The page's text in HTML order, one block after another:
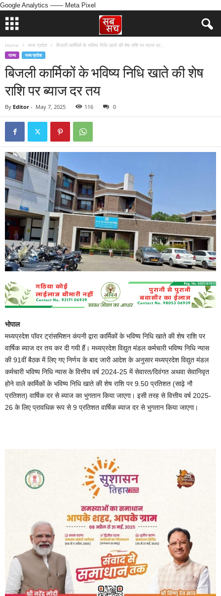
Google Analytics —— Meta Pixel
Home मध्य प्रदेश बिजली कार्मिकों के भविष्य निधि खाते की शेष राशि पर ब्याज दर...
राज्य मध्य प्रदेश
बिजली कार्मिकों के भविष्य निधि खाते की शेष
राशि पर ब्याज दर तय
By Editor - May 7, 2025 116 0
भोपाल
मध्यप्रदेश पॉवर ट्रांसमिशन कंपनी द्वारा कार्मिकों के भविष्य निधि खाते की शेष राशि पर
वार्षिक ब्याज दर तय कर दी गयी हैं। मध्यप्रदेश विद्युत मंडल कर्मचारी भविष्य निधि न्यास
की 91वीं बैठक में लिए गए निर्णय के बाद जारी आदेश के अनुसार मध्यप्रदेश विद्युत मंडल
कर्मचारी भविष्य निधि न्यास के वित्तीय वर्ष 2024-25 में सेवारत/दिवंगत अथवा सेवानिवृत
होने वाले कार्मिकों के भविष्य निधि खाते की शेष राशि पर 9.50 प्रतिशत (साढ़े नौ
प्रतिशत) वार्षिक दर से ब्याज का भुगतान किया जाएगा। इसी तरह से वित्तीय वर्ष 2025-
26 के लिए प्रावधिक रूप से 9 प्रतिशत वार्षिक ब्याज दर से भुगतान किया जाएगा।